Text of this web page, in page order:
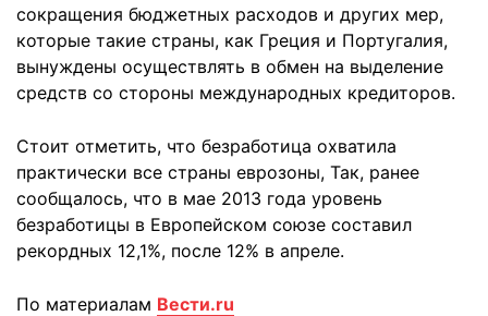
сокращения бюджетных расходов и других мер,
которые такие страны, как Греция и Португалия,
вынуждены осуществлять в обмен на выделение
средств со стороны международных кредиторов.
Стоит отметить, что безработица охватила
практически все страны еврозоны, Так, ранее
сообщалось, что в мае 2013 года уровень
безработицы в Европейском союзе составил
рекордных 12,1%, после 12% в апреле.
По материалам Вести.ru